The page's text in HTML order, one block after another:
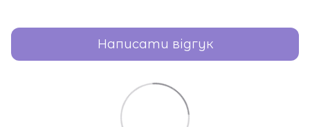
Написати відгук